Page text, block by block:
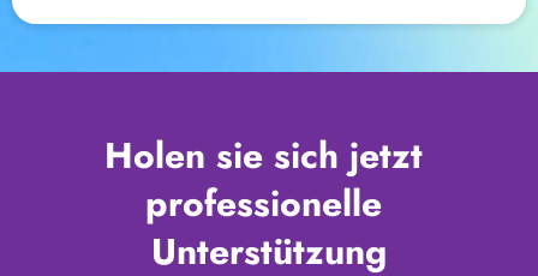
Holen sie sich jetzt
professionelle
Unterstützung